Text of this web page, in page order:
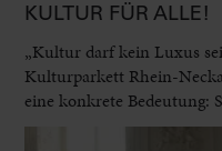
KULTUR FÜR ALLE!
„Kultur darf kein Luxus
Kulturparkett Rhein-
eine konkrete Bedeutung: